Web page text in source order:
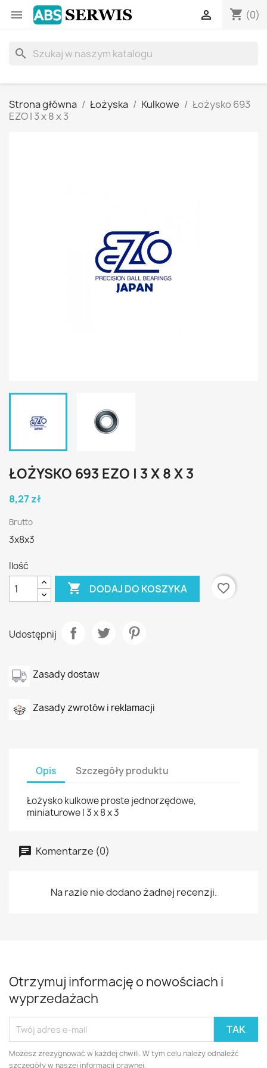
 shopping_cart (0)

search
Strona główna Łożyska Kulkowe
Łożysko 693
EZO | 3 x 8 x 3
ŁOŻYSKO 693 EZO | 3 X 8 X 3
8,27 zł
Brutto
3x8x3
Ilość
 DODAJ DO KOSZYKA favorite_border
Udostępnij
Zasady dostaw
Zasady zwrotów i reklamacji
Opis Szczegóły produktu
Łożysko kulkowe proste jednorzędowe,
miniaturowe | 3 x 8 x 3
Komentarze (0)
Na razie nie dodano żadnej recenzji.
Otrzymuj informację o nowościach i
wyprzedażach
Możesz zrezygnować w każdej chwili. W tym celu należy odnaleźć
szczegóły w naszej informacji prawnej.